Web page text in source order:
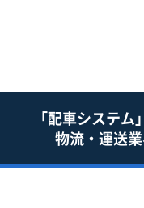
「配車システ
物流・運送